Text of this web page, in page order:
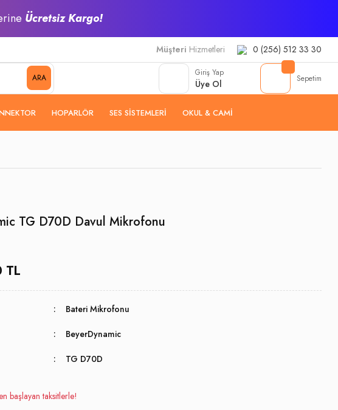
Ücretsiz Kargo!
Müşteri Hizmetleri 0 (256) 512 33 30
ARA
Giriş Yap
Üye Ol Sepetim
HOPARLÖR SES SISTEMLERI OKUL & CAMI
TG D70D Davul Mikrofonu
TL
Bateri Mikrofonu
BeyerDynamic
TG D70D
başlayan taksitlerle!